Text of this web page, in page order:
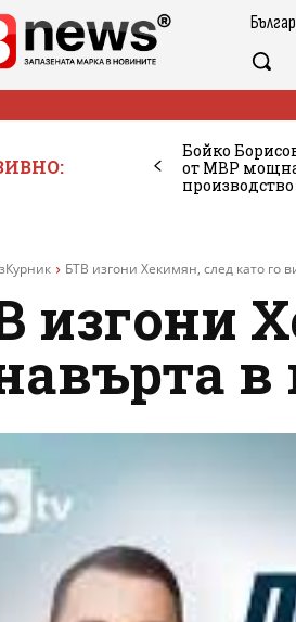
Бойко
от МВР
БТВ изгони Хекимян, след като го
изгони